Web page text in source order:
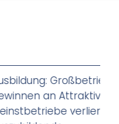
Großbetriebe
an Attraktivität –
verlieren